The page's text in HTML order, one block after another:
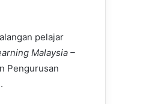
pelajar
Malaysia –
Pengurusan